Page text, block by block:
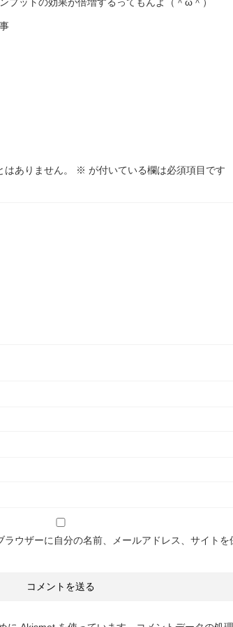
ありません。 ※ が付いている欄は必須項目です
ウザーに自分の名前、メールアドレス、サイトを